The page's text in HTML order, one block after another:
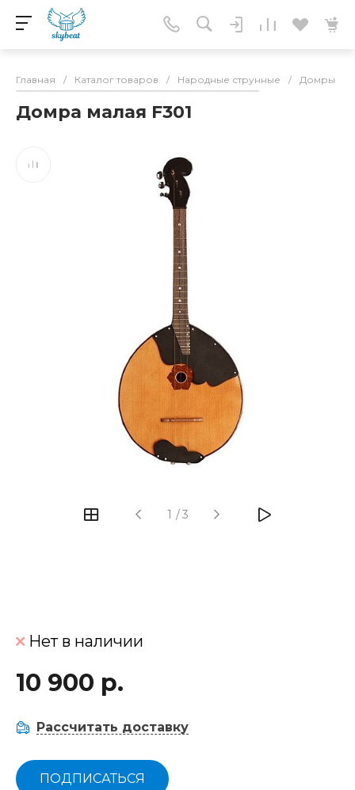
Главная / Каталог товаров / Народные струнные / Домры
Домра малая F301
1 /3
Нет в наличии
10 900 р.
Рассчитать доставку
ПОДПИСАТЬСЯ